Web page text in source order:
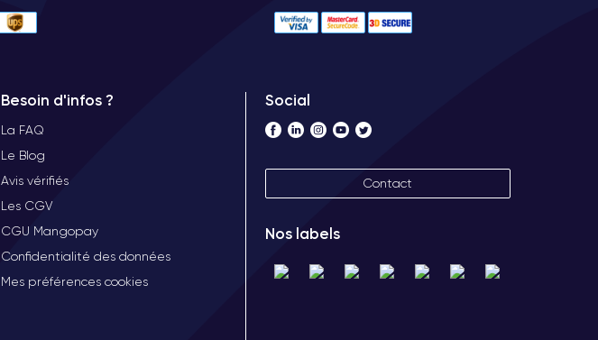
Besoin d'infos ?
La FAQ
Le Blog
Avis vérifiés
Les CGV
CGU Mangopay
Confidentialité des données
Mes préférences cookies
Social
Contact
Nos labels